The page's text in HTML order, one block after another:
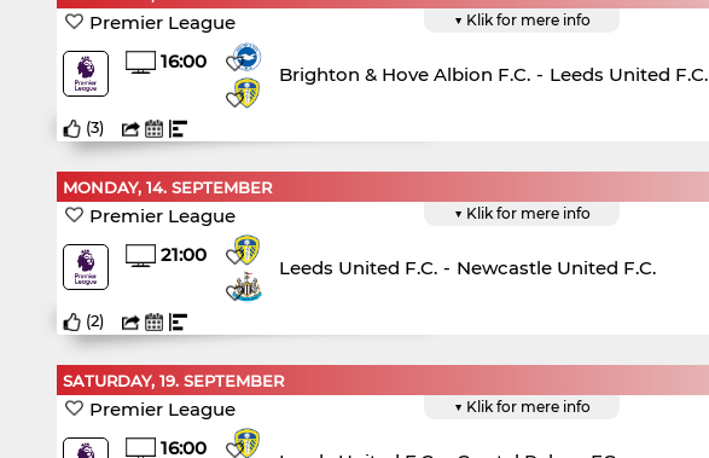
▼ Klik for mere info
Premier League
16:00
Brighton & Hove Albion F.C. - Leeds United F.C.
(3)
MONDAY, 14. SEPTEMBER
▼ Klik for mere info
Premier League
21:00
Leeds United F.C. - Newcastle United F.C.
(2)
SATURDAY, 19. SEPTEMBER
▼ Klik for mere info
Premier League
16:00